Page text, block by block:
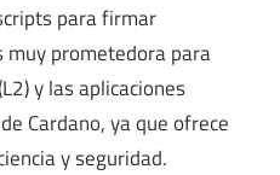
para firmar
muy prometedora para
y las aplicaciones
Cardano, ya que ofrece
y seguridad.